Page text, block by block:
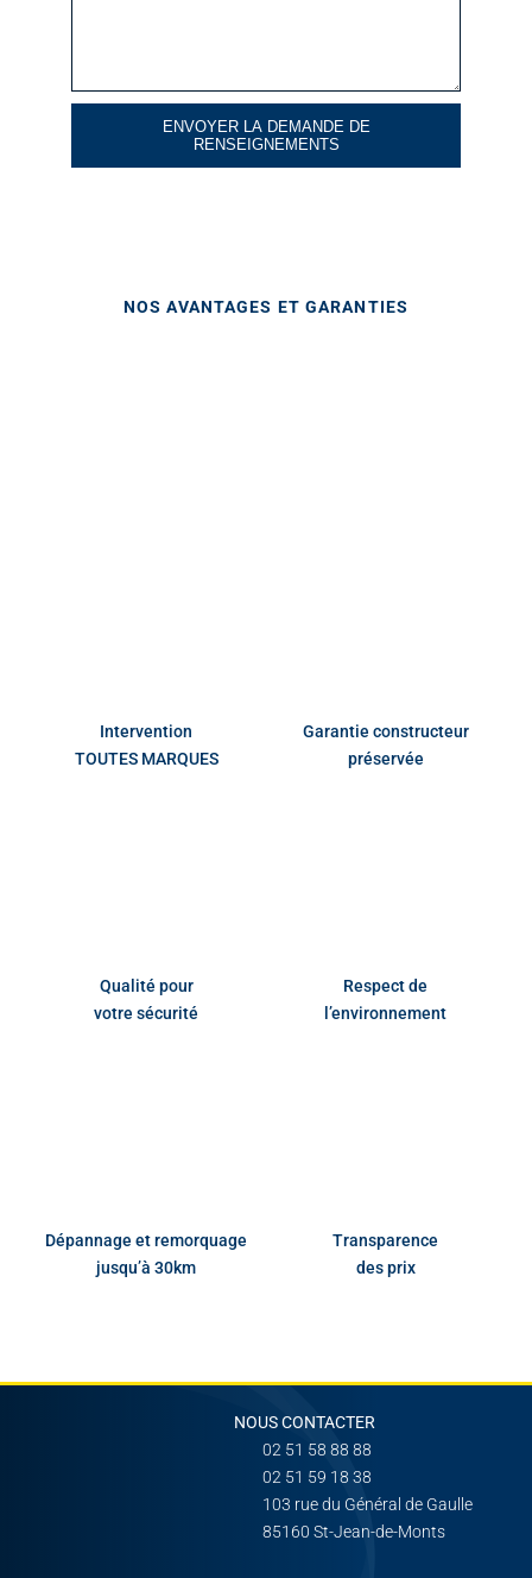
ENVOYER LA DEMANDE DE
RENSEIGNEMENTS
NOS AVANTAGES ET GARANTIES
Intervention
TOUTES MARQUES
Garantie constructeur
préservée
Qualité pour
votre sécurité
Respect de
l’environnement
Dépannage et remorquage
jusqu’à 30km
Transparence
des prix
NOUS CONTACTER
02 51 58 88 88
02 51 59 18 38
103 rue du Général de Gaulle
85160 St-Jean-de-Monts